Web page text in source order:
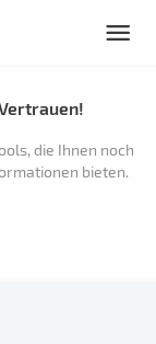
die Ihnen noch
bieten.